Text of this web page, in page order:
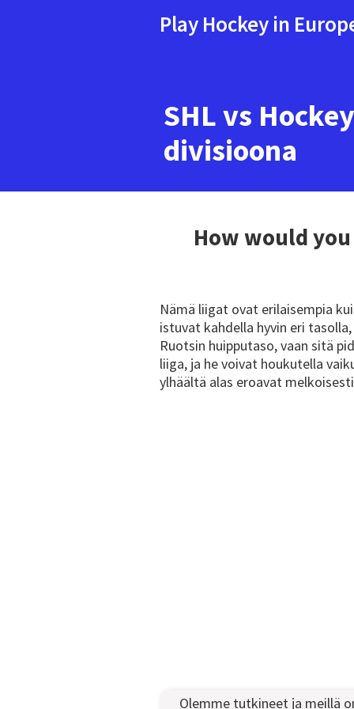
Play Hockey in
SHL vs
divisioona
How would
Nämä liigat ovat erilaisempia
istuvat kahdella hyvin eri
Ruotsin huipputaso, vaan sitä
liiga, ja he voivat houkutella
ylhäältä alas eroavat
Olemme tutkineet ja meillä